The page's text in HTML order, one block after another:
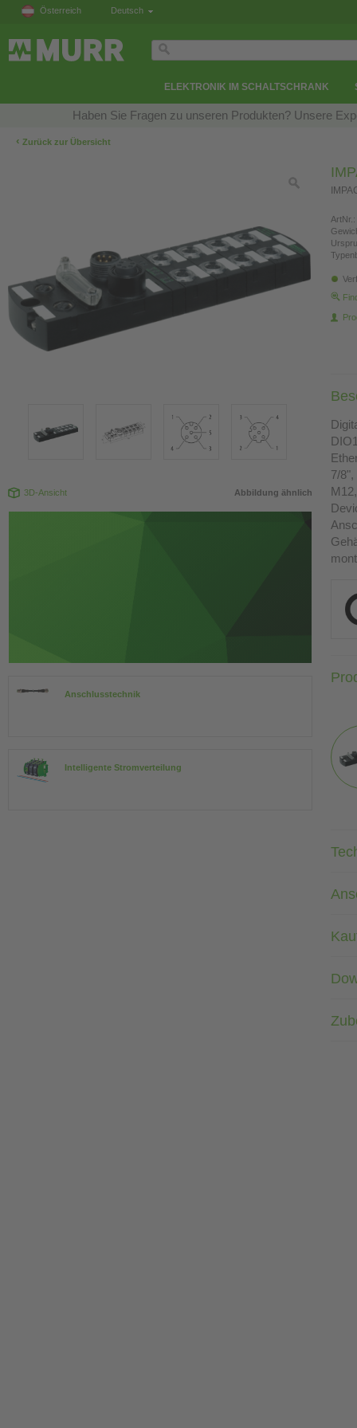
Österreich Deutsch
ELEKTRONIK IM SCHALTSCHRANK
Haben Sie Fragen zu unseren Produkten? Unsere
‹ Zurück zur Übersicht
3D-Ansicht Abbildung ähnlich
Anschlusstechnik
Intelligente Stromverteilung
ArtNr.:
7/